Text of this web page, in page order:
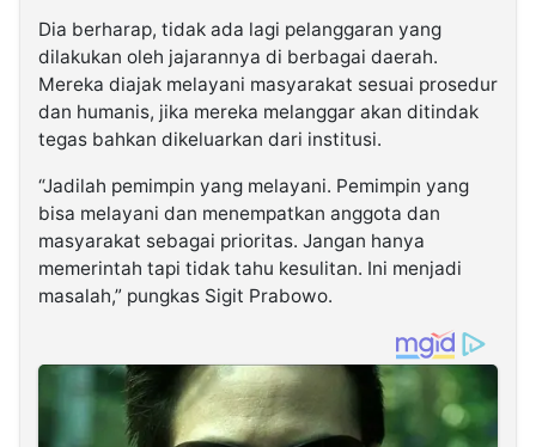
Dia berharap, tidak ada lagi pelanggaran yang
dilakukan oleh jajarannya di berbagai daerah.
Mereka diajak melayani masyarakat sesuai prosedur
dan humanis, jika mereka melanggar akan ditindak
tegas bahkan dikeluarkan dari institusi.
“Jadilah pemimpin yang melayani. Pemimpin yang
bisa melayani dan menempatkan anggota dan
masyarakat sebagai prioritas. Jangan hanya
memerintah tapi tidak tahu kesulitan. Ini menjadi
masalah,” pungkas Sigit Prabowo.